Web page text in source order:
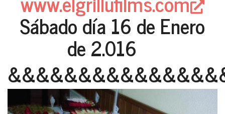
Sábado día 16 de Enero
de 2.016